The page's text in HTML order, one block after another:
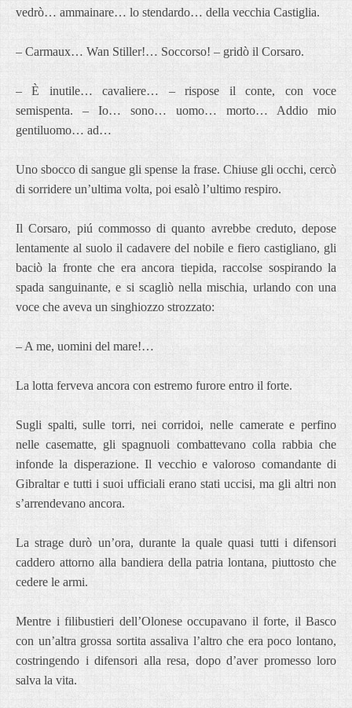
vedrò… ammainare… lo stendardo… della vecchia Castiglia.
– Carmaux… Wan Stiller!… Soccorso! – gridò il Corsaro.
– È inutile… cavaliere… – rispose il conte, con voce
semispenta. – Io… sono… uomo… morto… Addio mio
gentiluomo… ad…
Uno sbocco di sangue gli spense la frase. Chiuse gli occhi, cercò
di sorridere un’ultima volta, poi esalò l’ultimo respiro.
Il Corsaro, piú commosso di quanto avrebbe creduto, depose
lentamente al suolo il cadavere del nobile e fiero castigliano, gli
baciò la fronte che era ancora tiepida, raccolse sospirando la
spada sanguinante, e si scagliò nella mischia, urlando con una
voce che aveva un singhiozzo strozzato:
– A me, uomini del mare!…
La lotta ferveva ancora con estremo furore entro il forte.
Sugli spalti, sulle torri, nei corridoi, nelle camerate e perfino
nelle casematte, gli spagnuoli combattevano colla rabbia che
infonde la disperazione. Il vecchio e valoroso comandante di
Gibraltar e tutti i suoi ufficiali erano stati uccisi, ma gli altri non
s’arrendevano ancora.
La strage durò un’ora, durante la quale quasi tutti i difensori
caddero attorno alla bandiera della patria lontana, piuttosto che
cedere le armi.
Mentre i filibustieri dell’Olonese occupavano il forte, il Basco
con un’altra grossa sortita assaliva l’altro che era poco lontano,
costringendo i difensori alla resa, dopo d’aver promesso loro
salva la vita.